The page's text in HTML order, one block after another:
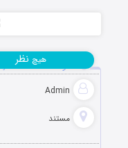
دانلود مستند Ferrari: Race to Immortality 2017
Admin
مستند
هیچ نظر